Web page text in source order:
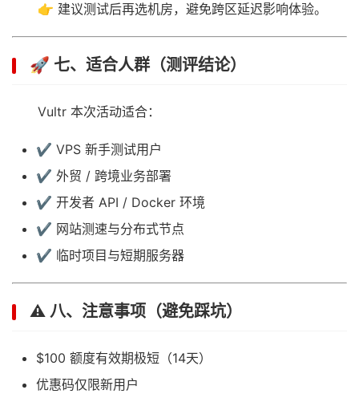
👉 建议测试后再选机房，避免跨区延迟影响体验。
🚀 七、适合人群（测评结论）
Vultr 本次活动适合：
✔ VPS 新手测试用户
✔ 外贸 / 跨境业务部署
✔ 开发者 API / Docker 环境
✔ 网站测速与分布式节点
✔ 临时项目与短期服务器
⚠️ 八、注意事项（避免踩坑）
$100 额度有效期极短（14天）
优惠码仅限新用户